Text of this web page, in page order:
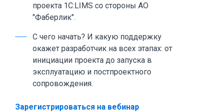
проекта 1C:LIMS со стороны АО
"Фаберлик".
С чего начать? И какую поддержку
окажет разработчик на всех этапах: от
инициации проекта до запуска в
эксплуатацию и постпроектного
сопровождения.
Зарегистрироваться на вебинар